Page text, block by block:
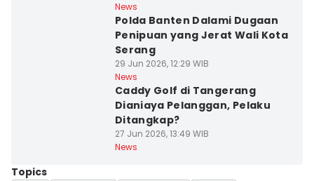
News
Polda Banten Dalami Dugaan
Penipuan yang Jerat Wali Kota
Serang
29 Jun 2026, 12:29 WIB
News
Caddy Golf di Tangerang
Dianiaya Pelanggan, Pelaku
Ditangkap?
27 Jun 2026, 13:49 WIB
News
Topics